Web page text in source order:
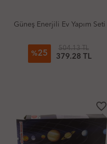
Güneş Enerjili Ev Yapım Seti
%25
504.13 TL
379.28 TL
favorite_border